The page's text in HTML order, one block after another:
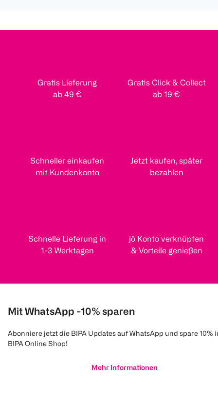
Gratis Lieferung
ab 49 €
Gratis Click & Collect
ab 19 €
Schneller einkaufen
mit Kundenkonto
Jetzt kaufen, später
bezahlen
Schnelle Lieferung in
1-3 Werktagen
jö Konto verknüpfen
& Vorteile genießen
Mit WhatsApp -10% sparen
Abonniere jetzt die BIPA Updates auf WhatsApp und spare 10%
BIPA Online Shop!
Mehr Informationen